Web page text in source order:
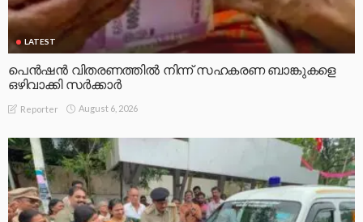
LATEST
പെൻഷൻ വിതരണത്തിൽ നിന്ന് സഹകരണ ബാങ്കുകളെ
ഒഴിവാക്കി സർക്കാർ
Reporter August 6, 2026